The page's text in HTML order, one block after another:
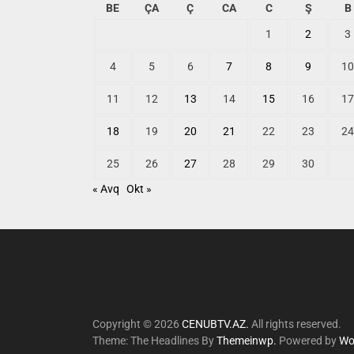
BE ÇA Ç CA C Ş B
1 2 3
4 5 6 7 8 9 10
11 12 13 14 15 16 17
18 19 20 21 22 23 24
25 26 27 28 29
30
« Avq
Okt »
Copyright © 2026 CENUBTV.AZ. All rights reserved.
Theme: The Headlines ByThemeinwp. Powered by